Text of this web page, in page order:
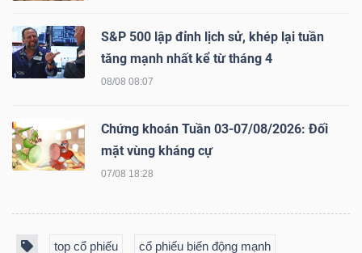
S&P 500 lập đỉnh lịch sử, khép lại tuần
tăng mạnh nhất kể từ tháng 4
08/08 08:07
Chứng khoán Tuần 03-07/08/2026: Đối
mặt vùng kháng cự
07/08 18:28
top cổ phiếu cổ phiếu biến động mạnh
Đào
chính